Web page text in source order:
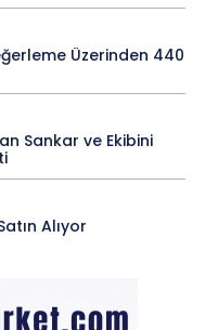
Üzerinden 440
Sankar ve Ekibini
Alıyor